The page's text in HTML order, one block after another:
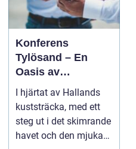
Konferens
Tylösand – En
Oasis av
Möjligheter
I hjärtat av Hallands
kuststräcka, med ett
steg ut i det skimrande
havet och den mjuka